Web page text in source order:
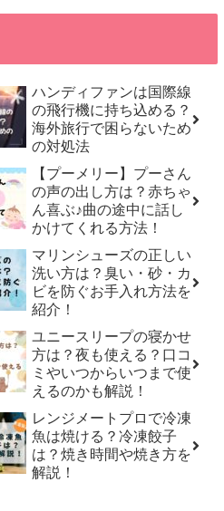
ハンディファンは国際線
の飛行機に持ち込める？
海外旅行で困らないため
の対処法
【プーメリー】プーさん
の声の出し方は？赤ちゃ
ん喜ぶ♪曲の途中に話し
かけてくれる方法！
マリンシューズの正しい
洗い方は？臭い・砂・カ
ビを防ぐお手入れ方法を
紹介！
ユニースリープの寝かせ
方は？夜も使える？口コ
ミやいつからいつまで使
えるのかも解説！
レンジメートプロで冷凍
魚は焼ける？冷凍餃子
は？焼き時間や焼き方を
解説！